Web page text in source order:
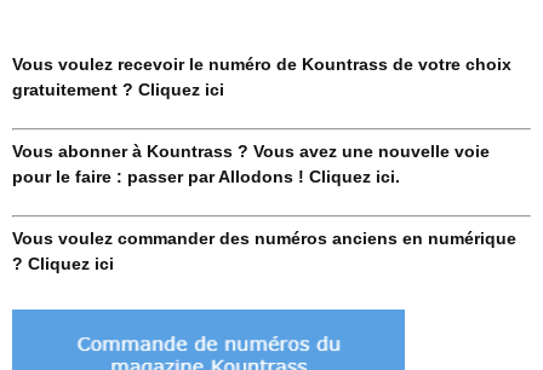
Vous voulez recevoir le numéro de Kountrass de votre choix
gratuitement ? Cliquez ici
Vous abonner à Kountrass ? Vous avez une nouvelle voie
pour le faire : passer par Allodons ! Cliquez ici.
Vous voulez commander des numéros anciens en numérique
? Cliquez ici